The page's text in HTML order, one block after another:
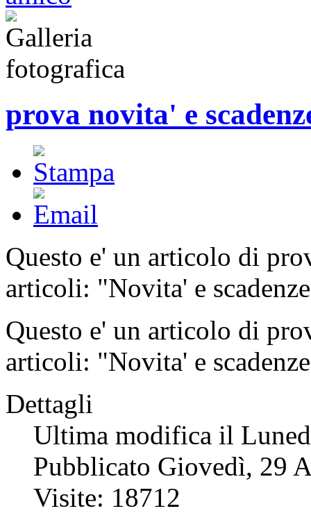
prova novita' e
Questo e' un articolo di
articoli: "Novita' e
Questo e' un articolo di
articoli: "Novita' e
Dettagli
Ultima modifica il
Pubblicato Giovedì, 29
Visite: 18712